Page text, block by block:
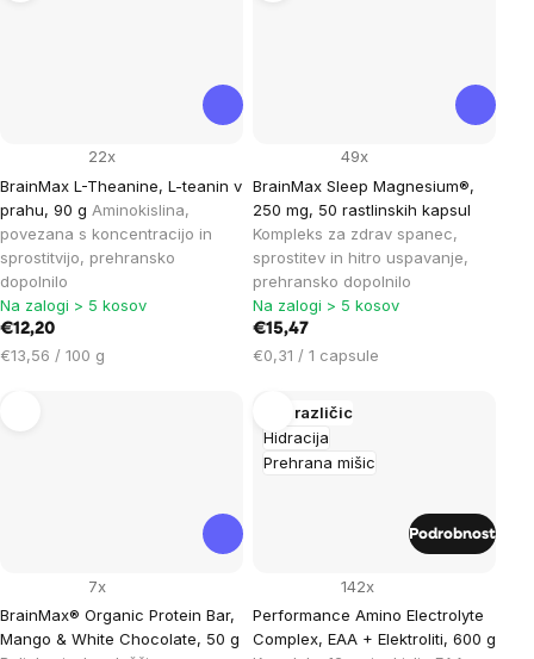
BrainMax L-Theanine, L-teanin v
prahu, 90 g Aminokislina,
povezana s koncentracijo in
sprostitvijo, prehransko
dopolnilo
22x
Na zalogi > 5 kosov
€12,20
Cena
€13,56 / 100 g
BrainMax Sleep Magnesium®,
250 mg, 50 rastlinskih kapsul
Kompleks za zdrav spanec,
sprostitev in hitro uspavanje,
prehransko dopolnilo
49x
Na zalogi > 5 kosov
€15,47
Cena
€0,31 / 1 capsule
BrainMax® Organic Protein Bar,
Mango & White Chocolate, 50 g
7x
Hidracija
Prehrana mišic
Več različic
Performance Amino Electrolyte
Complex, EAA + Elektroliti, 600 g
142x
Podrobnost